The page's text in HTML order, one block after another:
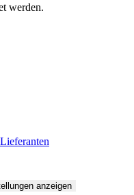
werden.
anzeigen